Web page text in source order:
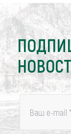
Ваш e-mail *